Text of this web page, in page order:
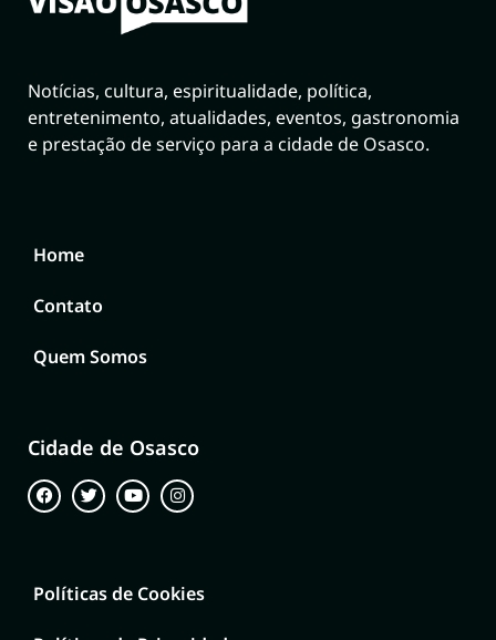
Notícias, cultura, espiritualidade, política,
entretenimento, atualidades, eventos, gastronomia
e prestação de serviço para a cidade de Osasco.
Home
Contato
Quem Somos
Cidade de Osasco
Políticas de Cookies